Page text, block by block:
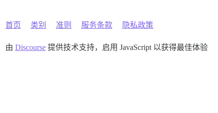
首页 类别 准则 服务条款 隐私政策
由 Discourse提供技术支持，启用 JavaScript 以获得最佳体验